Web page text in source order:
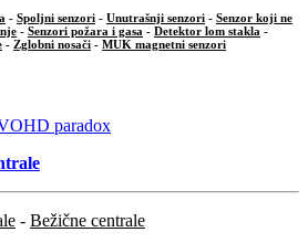
- Spoljni senzori - Unutrašnji senzori - Senzor koji ne
- Senzori požara i gasa - Detektor lom stakla -
- Zglobni nosači - MUK magnetni senzori
- Bežične centrale